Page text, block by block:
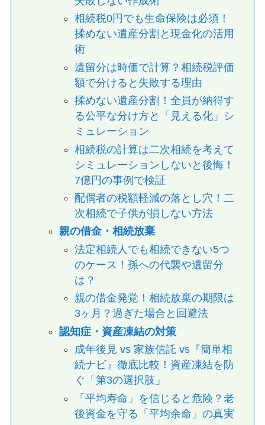
相続税0円でも生命保険は必須！
揉めない遺産分割と現金化の活用
術
遺留分は時価で計算？相続税評価
額で分けると失敗する理由
揉めない遺産分割！全員が納得す
る公平な分け方と「見える化」シ
ミュレーション
相続税の計算は二次相続を考えて
シミュレーションしないと後悔！
7億円の事例で検証
配偶者の税額軽減の落とし穴！二
次相続で子供が損しない方法
親の借金・相続放棄
法定相続人でも相続できない5つ
のケース！孫への代襲や遺留分
は？
親の借金発覚！相続放棄の期限は
3ヶ月？過ぎた場合と回避法
認知症・資産凍結の対策
成年後見 vs 家族信託 vs『簡単相
続ナビ』徹底比較！資産凍結を防
ぐ「第3の選択肢」
「平均寿命」を信じると危険？老
後資金を守る「平均余命」の真実